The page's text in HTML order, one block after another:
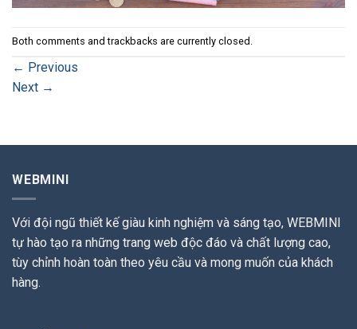
Both comments and trackbacks are currently closed.
← Previous
Next →
WEBMINI
Với đội ngũ thiết kế giàu kinh nghiệm và sáng tạo, WEBMINI
tự hào tạo ra những trang web độc đáo và chất lượng cao,
tùy chỉnh hoàn toàn theo yêu cầu và mong muốn của khách
hàng.